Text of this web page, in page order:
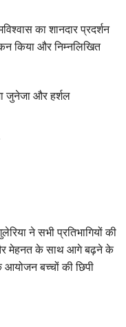
का शानदार प्रदर्शन
किया और निम्नलिखित
जुनेजा और हर्शल
ने सभी प्रतिभागियों की
मेहनत के साथ आगे बढ़ने के
आयोजन बच्चों की छिपी